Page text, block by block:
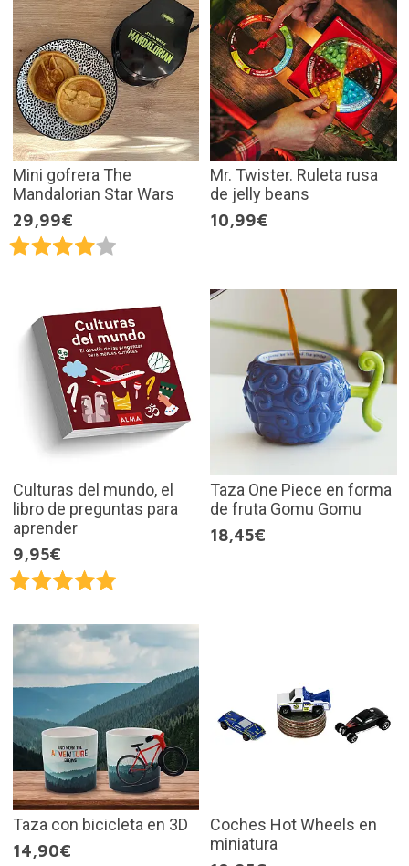
Mini gofrera The
Mandalorian Star Wars
29,99€
Mr. Twister. Ruleta rusa
de jelly beans
10,99€
Culturas del mundo, el
libro de preguntas para
aprender
9,95€
Taza One Piece en forma
de fruta Gomu Gomu
18,45€
Taza con bicicleta en 3D
14,90€
Coches Hot Wheels en
miniatura